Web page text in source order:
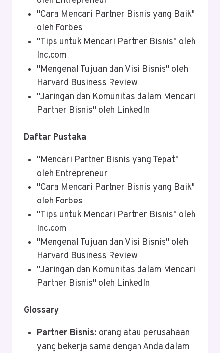
"Cara Mencari Partner Bisnis yang Baik"
oleh Forbes
"Tips untuk Mencari Partner Bisnis" oleh
Inc.com
"Mengenal Tujuan dan Visi Bisnis" oleh
Harvard Business Review
"Jaringan dan Komunitas dalam Mencari
Partner Bisnis" oleh LinkedIn
Daftar Pustaka
"Mencari Partner Bisnis yang Tepat"
oleh Entrepreneur
"Cara Mencari Partner Bisnis yang Baik"
oleh Forbes
"Tips untuk Mencari Partner Bisnis" oleh
Inc.com
"Mengenal Tujuan dan Visi Bisnis" oleh
Harvard Business Review
"Jaringan dan Komunitas dalam Mencari
Partner Bisnis" oleh LinkedIn
Glossary
Partner Bisnis: orang atau perusahaan
yang bekerja sama dengan Anda dalam